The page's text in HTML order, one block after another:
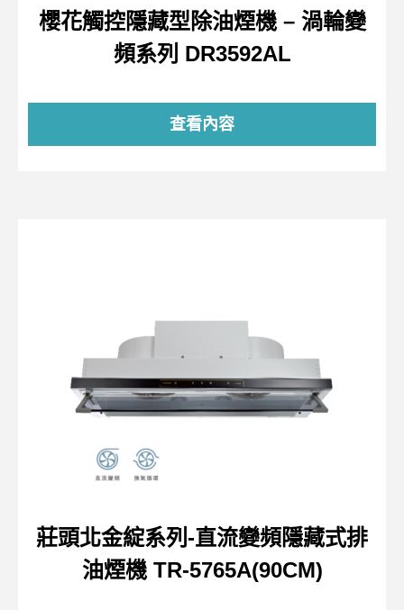
櫻花觸控隱藏型除油煙機 – 渦輪變
頻系列 DR3592AL
查看內容
莊頭北金綻系列-直流變頻隱藏式排
油煙機 TR-5765A(90CM)